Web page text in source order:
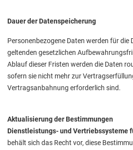
Dauer der Datenspeicherung
Personenbezogene Daten werden für die
geltenden gesetzlichen
Ablauf dieser Fristen werden die Daten
sofern sie nicht mehr zur
Vertragsanbahnung erforderlich sind.
Aktualisierung der Bestimmungen
Dienstleistungs- und Vertriebssysteme
behält sich das Recht vor, diese